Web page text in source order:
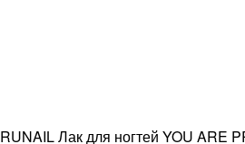
RUNAIL Лак для ногтей YOU ARE